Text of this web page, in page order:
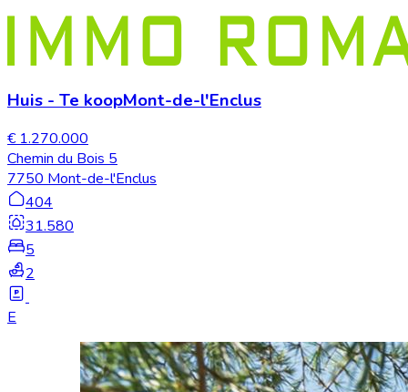
Huis - Te koopMont-de-l'Enclus
€ 1.270.000
Chemin du Bois 5
7750 Mont-de-l'Enclus
404
31.580
5
2
E